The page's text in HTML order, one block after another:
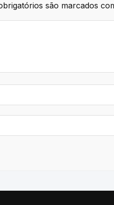
são marcados